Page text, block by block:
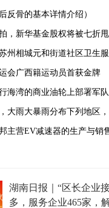
反骨的基本详情介绍）
，新华基金股权将被七折
州相城元和街道社区卫生服务
会广西籍运动员首获金牌
海湾的商业油轮上部署军队
大雨大暴雨分布下列地区
速器的生产与销售，目前生产经营正
湖南日报｜“区长企业
多，服务企业465家，